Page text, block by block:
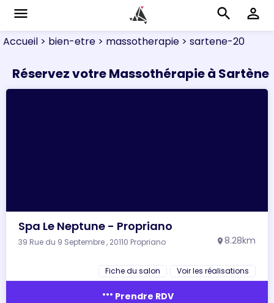
menu search perm_identity
Accueil > bien-etre > massotherapie > sartene-20
Réservez votre Massothérapie à Sartène
Spa Le Neptune - Propriano
39 Rue du 9 Septembre , 20110 Propriano location_on 8.28km
Fiche du salon Voir les réalisations
more_horiz Prendre RDV